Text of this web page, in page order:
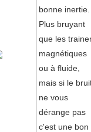
bonne inertie.
Plus bruyant
que les
magnétiques
ou à fluide,
mais si le
ne vous
dérange pas
c'est une bon